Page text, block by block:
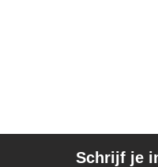
Schrijf je